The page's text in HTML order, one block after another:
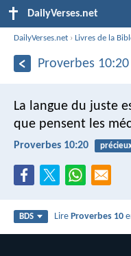
DailyVerses.net
DailyVerses.net ›Livres de la
Proverbes 10:20
La langue du juste
que pensent les
Proverbes 10:20
BDS LireProverbes 10